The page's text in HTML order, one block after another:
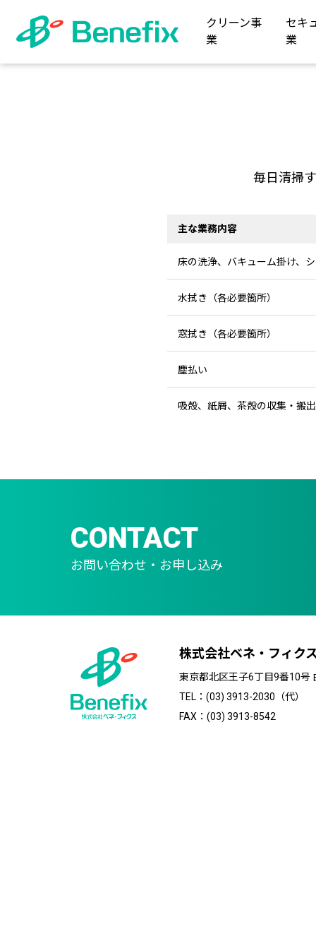
クリーン事
業
セキ
業
毎日清掃
主な業務内容
床の洗浄、バキューム掛け、
水拭き（各必要箇所）
窓拭き（各必要箇所）
塵払い
吸殻、紙屑、茶殻の収集・搬出
CONTACT
お問い合わせ・お申し込み
株式会社ベネ・フィク
東京都北区王子6丁目9番10号
TEL：(03) 3913-2030（代）
FAX：(03) 3913-8542